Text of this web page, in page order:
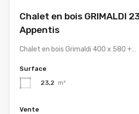
Chalet en bois GRIMALDI
Appentis
Chalet en bois Grimaldi 400 x 580 +…
Surface
23,2 m²
Vente